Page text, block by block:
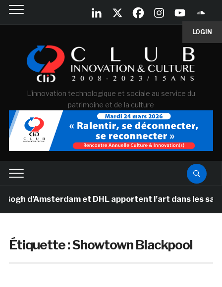
LOGIN
L'innovation technologique et sociale au service du
patrimoine et de la culture
d’Amsterdam et DHL apportent l’art dans les salles
Étiquette :Showtown Blackpool